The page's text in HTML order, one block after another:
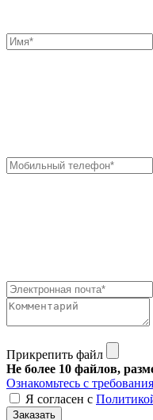
Прикрепить файл
Не более 10 файлов,
Ознакомьтесь с
Я согласен с
Заказать